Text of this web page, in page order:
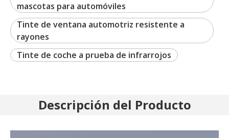
mascotas para automóviles
Tinte de ventana automotriz resistente a
rayones
Tinte de coche a prueba de infrarrojos
Descripción del Producto